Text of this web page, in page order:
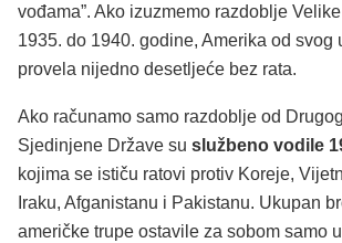
vođama”. Ako izuzmemo razdoblje
1935. do 1940. godine, Amerika od svog
provela nijedno desetljeće bez rata.
Ako računamo samo razdoblje od
Sjedinjene Države su službeno vodile
kojima se ističu ratovi protiv Koreje,
Iraku, Afganistanu i Pakistanu. Ukupan
američke trupe ostavile za sobom samo